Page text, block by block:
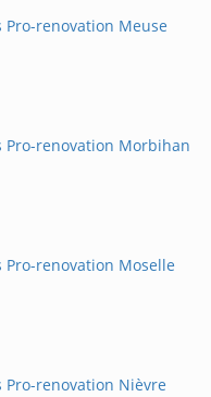
Pro-renovation Meuse
Pro-renovation Morbihan
Pro-renovation Moselle
Pro-renovation Nièvre